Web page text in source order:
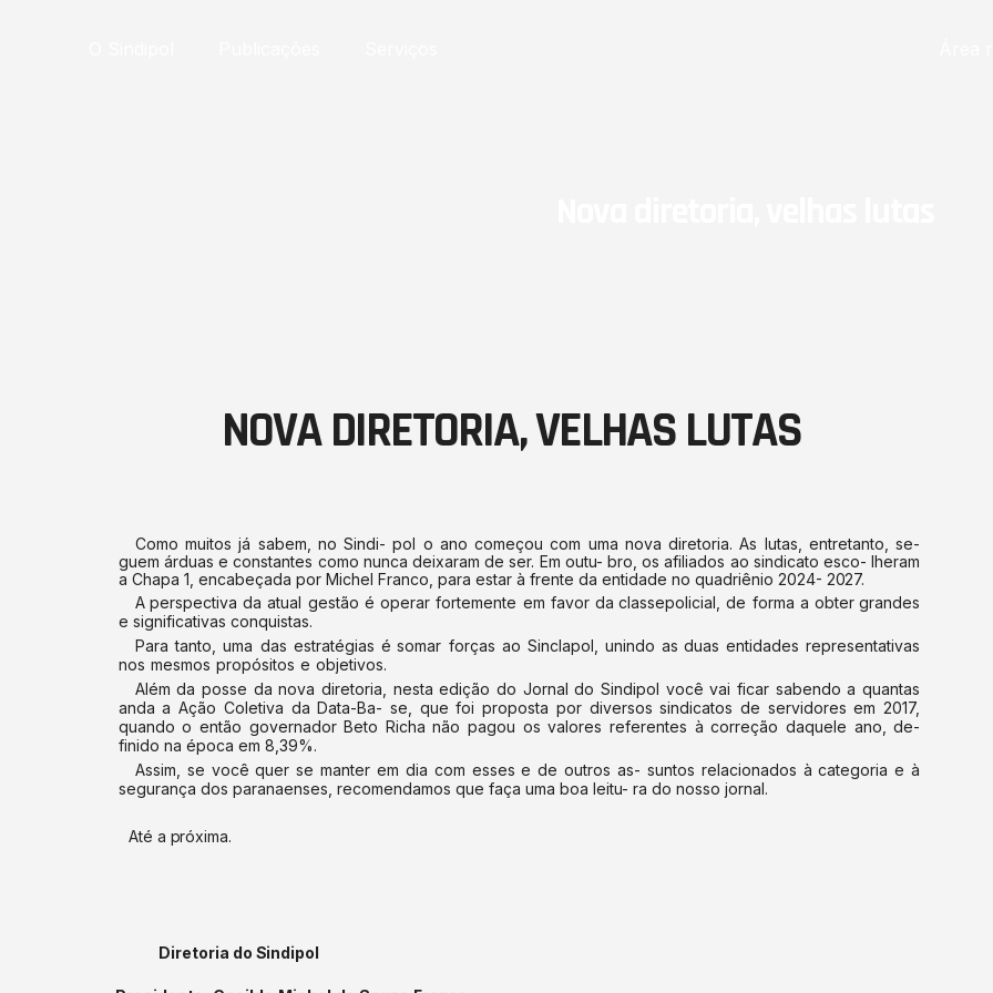
NOVA DIRETORIA, VELHAS LUTAS
Como muitos já sabem, no Sindi- pol o ano começou com uma nova diretoria. As lutas, entretanto, se-
guem árduas e constantes como nunca deixaram de ser. Em outu- bro, os afiliados ao sindicato esco- lheram
a Chapa 1, encabeçada por Michel Franco, para estar à frente da entidade no quadriênio 2024- 2027.
A perspectiva da atual gestão é operar fortemente em favor da classepolicial, de forma a obter grandes
e significativas conquistas.
Para tanto, uma das estratégias é somar forças ao Sinclapol, unindo as duas entidades representativas
nos mesmos propósitos e objetivos.
Além da posse da nova diretoria, nesta edição do Jornal do Sindipol você vai ficar sabendo aquantas
anda a Ação Coletiva da Data-Ba- se, que foi proposta por diversossindicatos de servidores em 2017,
quando o então governador Beto Richa nãopagou os valores referentes à correção daquele ano, de-
finido na época em 8,39%.
Assim, se você quer se manter em dia com esses e deoutros as- suntos relacionados à categoria e à
segurança dos paranaenses, recomendamos que faça uma boa leitu- ra do nosso jornal.
Até a próxima.
Diretoria do Sindipol